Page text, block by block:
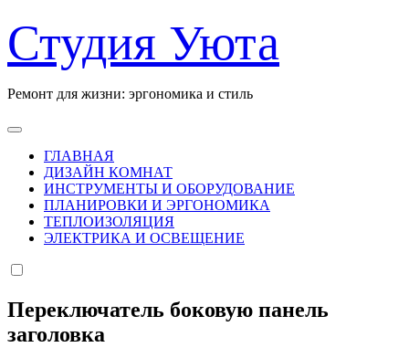
к
содержанию
Студия Уюта
Ремонт для жизни: эргономика и стиль
ГЛАВНАЯ
ДИЗАЙН КОМНАТ
ИНСТРУМЕНТЫ И ОБОРУДОВАНИЕ
ПЛАНИРОВКИ И ЭРГОНОМИКА
ТЕПЛОИЗОЛЯЦИЯ
ЭЛЕКТРИКА И ОСВЕЩЕНИЕ
Переключатель боковую панель
заголовка